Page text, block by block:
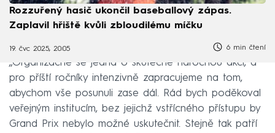
Rozzuřený hasič ukončil baseballový zápas.
Zaplavil hřiště kvůli zbloudilému míčku
19. čvc 2025, 20:05 6 min čtení
„Organizačně se jedná o skutečně náročnou akci, a
pro příští ročníky intenzivně zapracujeme na tom,
abychom vše posunuli zase dál. Rád bych poděkoval
veřejným institucím, bez jejichž vstřícného přístupu by
Grand Prix nebylo možné uskutečnit. Stejně tak patří